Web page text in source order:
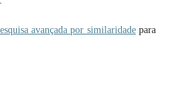
avançada por similaridadepara